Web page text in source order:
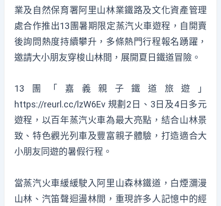
業及自然保育署阿里山林業鐵路及文化資產管理
處合作推出13團暑期限定蒸汽火車遊程，自開賣
後詢問熱度持續攀升，多條熱門行程報名踴躍，
邀請大小朋友穿梭山林間，展開夏日鐵道冒險。
13團「嘉義親子鐵道旅遊」
https://reurl.cc/lzW6Ev 規劃2日、3日及4日多元
遊程，以百年蒸汽火車為最大亮點，結合山林景
致、特色觀光列車及豐富親子體驗，打造適合大
小朋友同遊的暑假行程。
當蒸汽火車緩緩駛入阿里山森林鐵道，白煙瀰漫
山林、汽笛聲迴盪林間，重現許多人記憶中的經